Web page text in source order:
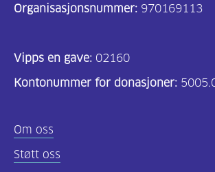
(195)
helsepersonell
(157)
innhold
(59)
Organisasjonsnummer: 970169113
Vipps en gave: 02160
Kontonummer for donasjoner:
Om oss
Støtt oss